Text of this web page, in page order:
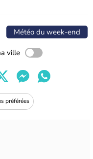
Météo du week-end
ville
préférées